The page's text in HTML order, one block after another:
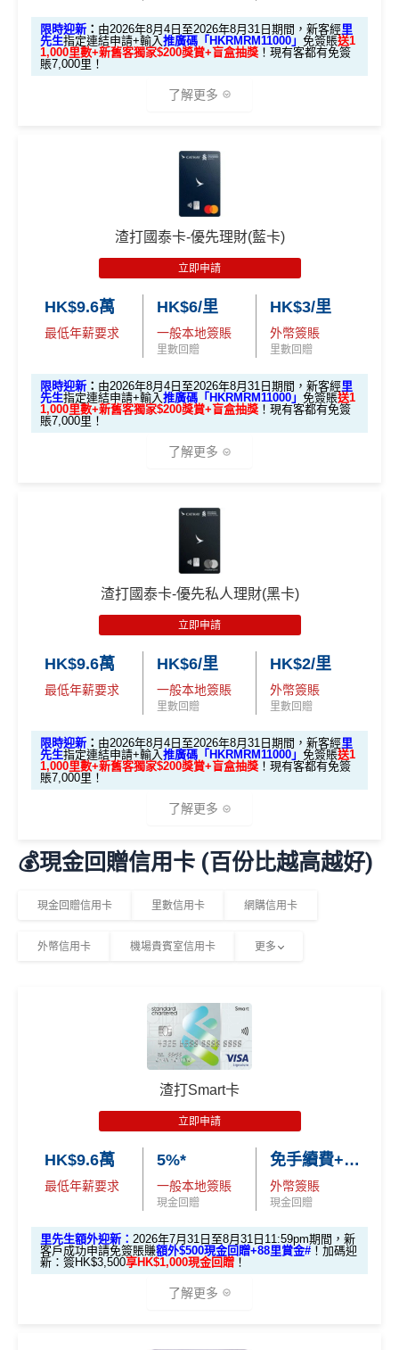
限時迎新 ： 由2026年8月4日至2026年8月31日期間，新客經里
先生指定連結申請+輸入 推廣碼「HKRMRM11000」 免簽賬送1
1,000里數+新舊客獨家$200獎賞+盲盒抽獎 ！現有客都有免簽
賬7,000里！
了解更多
客戶迎新
優惠期：2026年8月4日至2026年8月31日
✅經里先生指定連結+輸入里先生推廣碼「HKRMRM1
申請渣打國泰Mastercard：
MrMiles.hk/cathay-
card-apply，成功批卡後，新客免簽賬先送11,000里數
❗️
里先生推廣碼： HKRMRM11000 複製
✅申請完填
里賞金@❗️【由里先生派出】
里)
基本里數同埋近新里數存入時間有啲唔同，詳情睇返
Asia Miles迎新
額外里數將會於信用卡獲發出後5個月內加入指定的國
國泰新會員登記：MrMiles.hk/new-am（做咗會員先申
請到渣打國泰卡）
現有客戶：
渣打信用卡現有客戶**一定要經里先生指定連結+輸入
ercard：MrMiles.hk/cathay-card-apply
C. 《超級10周年限定版》盲盒：
🎁不論全新信用卡客戶*定現有信用卡客戶**推廣期內成功
於10月11日或之前獲批卡更保證100%有獎！盲盒獎賞超
豐富，有過萬份獎品、 合共3,000萬里數等你抽：
✈️ 1,000,000里數大獎 (夠換4張歐洲商務艙 及 4張日本
商務艙來回機票^^)；
🍎 超過HK$200萬Apple Gift Card (面值 HK$10,000/ H
K$5,000/ HK$2,000)；
🧳 國泰 x Samsonite 20吋限量版行李箱；
🍽️ LUBUDS 3個月會籍及價值HK$1,000現金券；
渣打國泰卡-優先理財(藍卡)
立即申請
HK$9.6萬
最低年薪要求
HK$6/里
一般本地簽賬
里數回贈
HK$3/里
外幣簽賬
里數回贈
限時迎新 ： 由2026年8月4日至2026年8月31日期間，新客經里
先生指定連結申請+輸入推廣碼「HKRMRM11000」 免簽賬送1
1,000里數+新舊客獨家$200獎賞+盲盒抽獎 ！現有客都有免簽
賬7,000里！
了解更多
客戶迎新
優惠期：2026年8月1日至2026年8月31日
✅經里先生指定連結+輸入里先生推廣碼「HKRMRM1
申請渣打國泰Mastercard：
MrMiles.hk/cathay-
card-apply，成功批卡後，新客免簽賬先送11,000里數
❗️
里先生推廣碼： HKRMRM11000 複製
✅申請完填
里賞金@❗️【由里先生派出】
迎新里數：
簽HK$40,000：賺高達30,000里數(HK$1.33=1
基本里數同埋近新里數存入時間有啲唔同，詳情睇返
國泰新會員登記：
MrMiles.hk/new-am
（做咗會員先申
請到渣打國泰卡）
B. 渣打信用卡 現有客戶：
渣打信用卡現有客戶**一定要經里先生指定連結+輸入
里先生推廣碼「HKRMRM11000」 申請渣打國泰Mast
渣打國泰卡-優先私人理財(黑卡)
立即申請
HK$9.6萬
最低年薪要求
HK$6/里
一般本地簽賬
里數回贈
HK$2/里
外幣簽賬
里數回贈
限時迎新 ： 由2026年8月4日至2026年8月31日期間，新客經里
先生指定連結申請+輸入推廣碼「HKRMRM11000」 免簽賬送1
1,000里數+新舊客獨家$200獎賞+盲盒抽獎 ！現有客都有免簽
賬7,000里！
了解更多
🎁迎新禮遇
A. 渣打信用卡
全新客戶迎新
申請渣打國泰Mastercard：MrMiles.hk/cathay-
，成功批卡後，新客免簽賬先送
HKRMRM11000
0獎賞+新會員38
里賞金@
❗️【由里先生派出】
✅成功批卡後首兩個月內，簽滿指定金額可以賺以下
簽HK$5,000：賺高達10,000里數(HK$0.5=1里)
簽HK$40,000：賺高達40,000里數(HK$1=1里)
簽HK$110,000：賺高達120,000里數
💰現金回贈信用卡 (百份比越高越好)
現金回贈信用卡 里數信用卡 網購信用卡
外幣信用卡 機場貴賓室信用卡 更多
渣打Smart卡
立即申請
HK$9.6萬
最低年薪要求
5%*
一般本地簽賬
現金回贈
免手續費+0.56%
外幣簽賬
現金回贈
里先生額外迎新： 2026年7月31日至8月31日11:59pm期間，新
客戶成功申請免簽賬賺額外$500現金回贈+88里賞金# ！ 加碼迎
新：簽HK$3,500享HK$1,000現金回贈 ！
了解更多